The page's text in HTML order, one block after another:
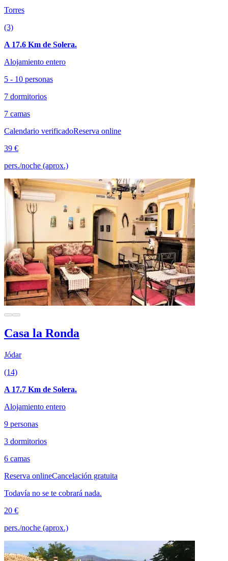
Torres
(3)
A 17.6 Km de Solera.
Alojamiento entero
5 - 10 personas
7 dormitorios
7 camas
Calendario verificadoReserva online
39 €
pers./noche (aprox.)
Casa la Ronda
Jódar
(14)
A 17.7 Km de Solera.
Alojamiento entero
9 personas
3 dormitorios
6 camas
Reserva onlineCancelación gratuita
Todavía no se te cobrará nada.
20 €
pers./noche (aprox.)